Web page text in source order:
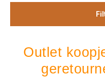
Geslacht
Outlet